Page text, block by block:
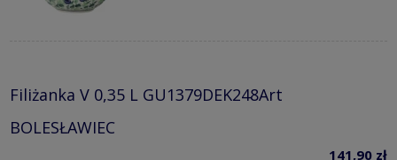
Filiżanka V 0,35 L GU1379DEK248Art
BOLESŁAWIEC
141,90 zł